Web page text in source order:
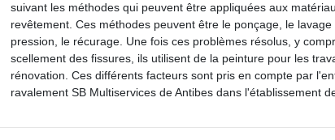
suivant les méthodes qui peuvent être appliquées aux
revêtement. Ces méthodes peuvent être le ponçage, le lavage
pression, le récurage. Une fois ces problèmes résolus, y
scellement des fissures, ils utilisent de la peinture pour les
rénovation. Ces différents facteurs sont pris en compte par
ravalement SB Multiservices de Antibes dans l'établissement